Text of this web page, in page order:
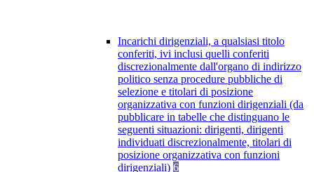
Incarichi dirigenziali, a qualsiasi titolo
conferiti, ivi inclusi quelli conferiti
discrezionalmente dall'organo di indirizzo
politico senza procedure pubbliche di
selezione e titolari di posizione
organizzativa con funzioni dirigenziali (da
pubblicare in tabelle che distinguano le
seguenti situazioni: dirigenti, dirigenti
individuati discrezionalmente, titolari di
posizione organizzativa con funzioni
dirigenziali) 6